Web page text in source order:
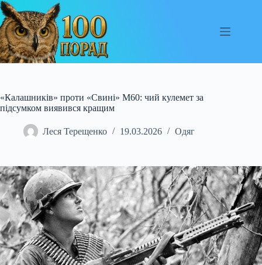
Перейти
до
вмісту
«Калашників» проти «Свині» М60: чий кулемет за
підсумком виявився кращим
Леся Терещенко 19.03.2026 Одяг